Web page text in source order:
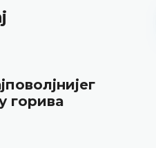
горива